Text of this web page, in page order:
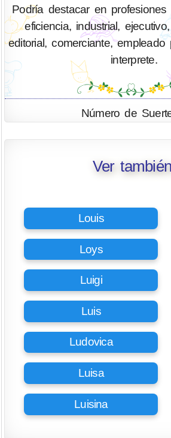
Podría destacar en
eficiencia, industrial,
editorial, comerciante, empleado
interprete.
Número de
Ver
Louis
Loys
Luigi
Luis
Ludovica
Luisa
Luisina